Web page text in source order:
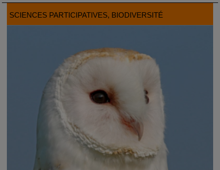
SCIENCES PARTICIPATIVES, BIODIVERSITÉ